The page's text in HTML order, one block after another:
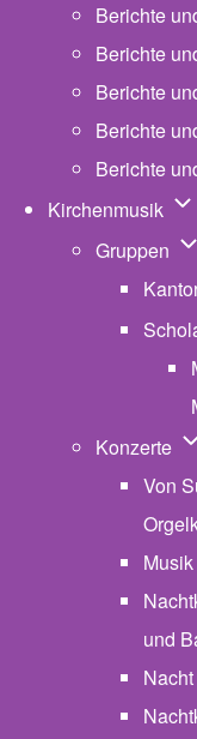
Berichte
Berichte
Berichte
Berichte
Berichte
Kirchenmusik
Gruppen
Konzerte
Von
und